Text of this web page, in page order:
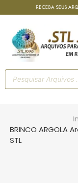
RECEBA SEUS
BRINCO ARGOLA
STL